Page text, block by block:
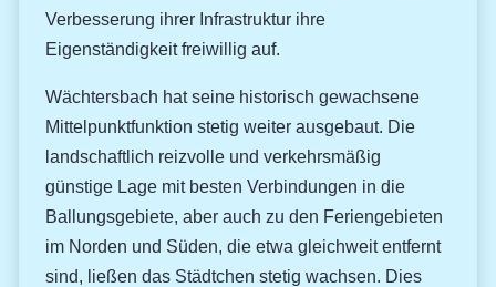
Verbesserung ihrer Infrastruktur ihre
Eigenständigkeit freiwillig auf.
Wächtersbach hat seine historisch gewachsene
Mittelpunktfunktion stetig weiter ausgebaut. Die
landschaftlich reizvolle und verkehrsmäßig
günstige Lage mit besten Verbindungen in die
Ballungsgebiete, aber auch zu den Feriengebieten
im Norden und Süden, die etwa gleichweit entfernt
sind, ließen das Städtchen stetig wachsen. Dies